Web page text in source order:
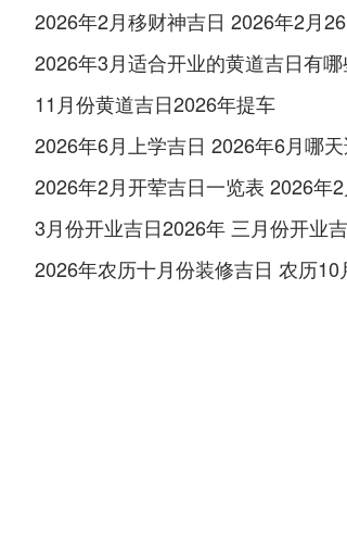
11月份黄道吉日2026年提车
3月份开业吉日2026年 三月份开业